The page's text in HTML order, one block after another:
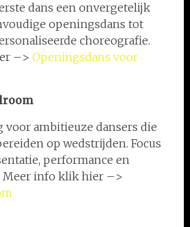
dans een onvergetelijk
openingsdans tot
choreografie.
–> Openingsdans voor
ambitieuze dansers die
op wedstrijden. Focus
performance en
Meer info klik hier –>